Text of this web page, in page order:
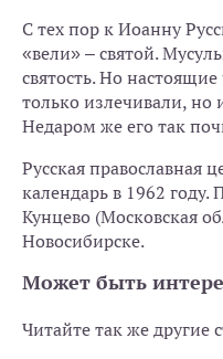
С тех пор к Иоанну
«вели» – святой.
святость. Но
только излечивали,
Недаром же его так
Русская православная
календарь в 1962
Кунцево (Московская
Новосибирске.
Может быть
Читайте так же другие